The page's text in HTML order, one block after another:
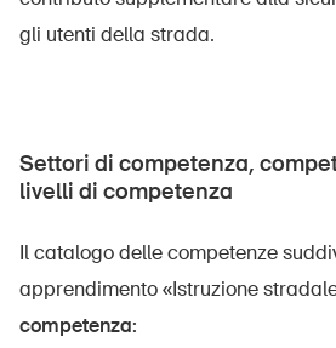
gli utenti della strada.
Settori di competenza,
livelli di competenza
Il catalogo delle competenze
apprendimento «Istruzione
competenza: